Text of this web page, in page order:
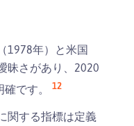
1978年）と米国
昧さがあり、2020
です。 12
関する指標は定義